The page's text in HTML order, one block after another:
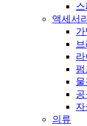
액세서리
라
펌
물
공
자
의류